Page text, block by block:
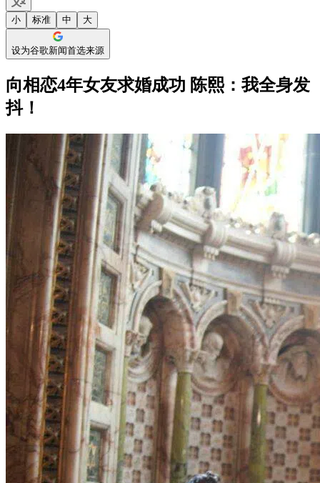
小 标准 中 大
设为谷歌新闻首选来源
向相恋4年女友求婚成功 陈熙：我全身发
抖！